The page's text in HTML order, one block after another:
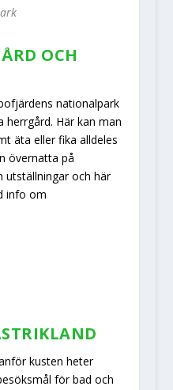
OCH
nationalpark
herrgård. Här kan man
äta eller fika alldeles
övernatta på
utställningar och här
info om
kusten heter
för bad och